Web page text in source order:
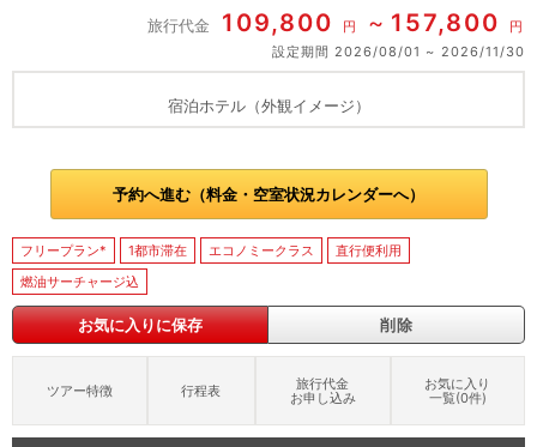
旅行代金 109,800 円 157,800
円
設定期間 2026/08/01 2026/11/30
宿泊ホテル（外観イメージ）
予約へ進む（料金・空室状況カレンダーへ）
フリープラン* 1都市滞在 エコノミークラス
直行便利用
燃油サーチャージ込
お気に入りに保存 削除
ツアー特徴 行程表
旅行代金
お申し込み
お気に入り
一覧(0件)